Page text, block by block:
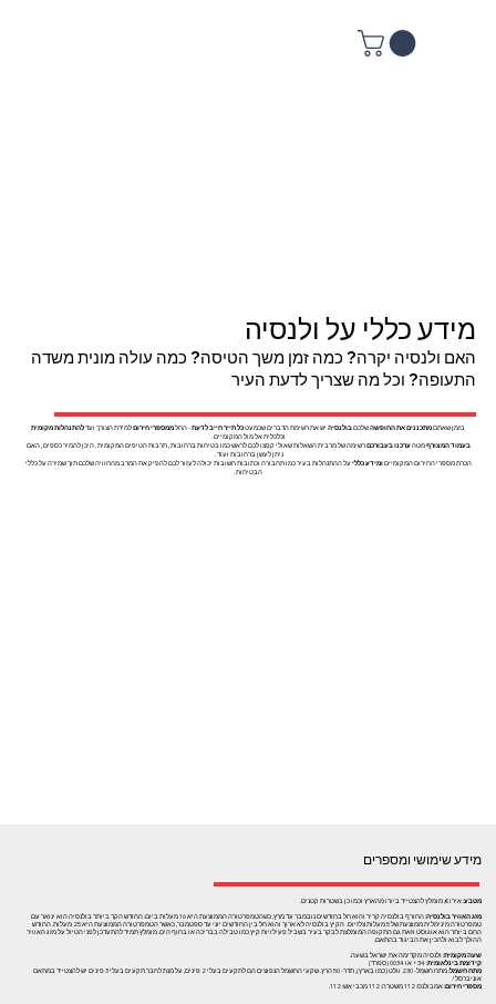
מידע כללי על ולנסיה
האם ולנסיה יקרה? כמה זמן משך הטיסה? כמה עולה מונית משדה
התעופה? וכל מה שצריך לדעת העיר
בזמן שאתםמתכננים את החופשהשלכםבולנסיה יש את רשימת הדברים שכמעטכל תייר חייב לדעת- החלממספרי חירוםלמידת הצורך ועדלהתנהלות מקומית
וכלכלית אל מול המקומיים.
בעמוד המצורףמטהערכנו בעבורכםרשימה של מרבית השאלות שאולי קפצו לכם לראש כמו בטיחות ברחובות, תרבות הטיפים המקומית, היכן להמיר כספים, האם
ניתן לעשן ברחובות ועוד.
הכרת מספרי החירום המקומייםומידע כלליעל ההתנהלות בעיר כמו תחבורה וכתובות חשובות יכולה לעזור לכם להפיק את המרב מהחוויה שלכם תוך שמירה על כללי
הבטיחות.
מידע שימושי ומספרים
מטבע:אירו €, מומלץ להצטייד ביורו מהארץ וכמו כן בשטרות קטנים.
מזג האוויר בולנסיה:
החורף בולנסיה קריר והוא חל בחודשים נובמבר עד מרץ, כשהטמפרטורה הממוצעת היא 16 מעלות ביום. החודש הקר ביותר בולנסיה הוא ינואר עם
טמפרטורה מינימלית ממוצעת של 5 מעלות צלזיוס. הקיץ בולנסיה לא ארוך והוא חל בין החודשים יוני עד ספטמבר, כאשר הטמפרטורה הממוצעת היא 25 מעלות. החודש
החם ביותר הוא אוגוסט וזאת גם התקופה המומלצת לבקר בעיר בשביל פעילויות קיץ כמו טבילה בבריכה או בחוף הים. מומלץ תמיד להתעדכן לפני הטיול על מזג האוויר
ההולך לבוא ולהכין את הביגוד בהתאם.
שעה מקומית: ולנסיה מקדימה את ישראל בשעה.
קידומת בינלאומית:34+ או 0034 (ספרד)
מתח חשמל:
מתח חשמל- 230 וולט (כמו בארץ), תדר- 50 הרץ. שקעי החשמל הנפוצים הם לתקעים בעלי 2 פינים, על מנת לחבר תקעים בעלי 3 פינים יש להצטייד במתאם
אוניברסלי.
מספרי חירום:אמבולנס: 112 משטרה: 112 מכבי אש: 112.